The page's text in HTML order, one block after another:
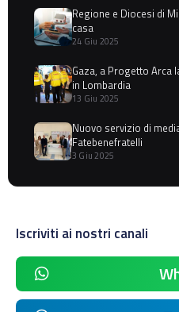
Regione e Diocesi di
casa
24 Giu 2025
Gaza, a Progetto Arca
in Lombardia
13 Giu 2025
Nuovo servizio di
Fatebenefratelli
3 Giu 2025
Iscriviti ai nostri canali